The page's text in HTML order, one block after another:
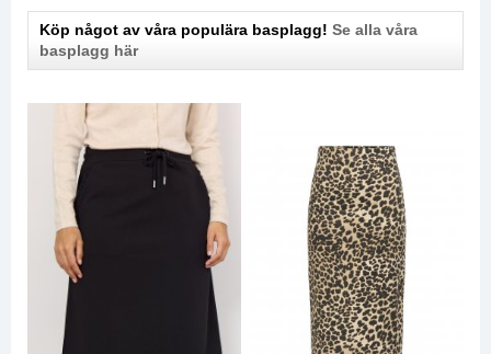
Köp något av våra populära basplagg! Se alla våra
basplagg här